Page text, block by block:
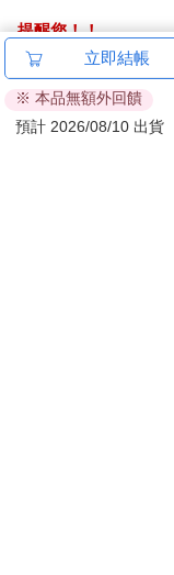
提醒您！！
金石堂及銀行均不會
ATM提款機，請不要
退換貨須知：
立即結帳
※ 本品無額外回饋
預計 2026/08/10 出貨